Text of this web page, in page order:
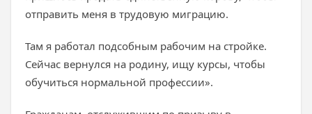
отправить меня в трудовую миграцию.
Там я работал подсобным рабочим на стройке.
Сейчас вернулся на родину, ищу курсы, чтобы
обучиться нормальной профессии».